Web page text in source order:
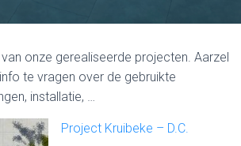
A
onze gerealiseerde projecten. Aarzel
te vragen over de gebruikte
installatie, …
Project Kruibeke – D.C.